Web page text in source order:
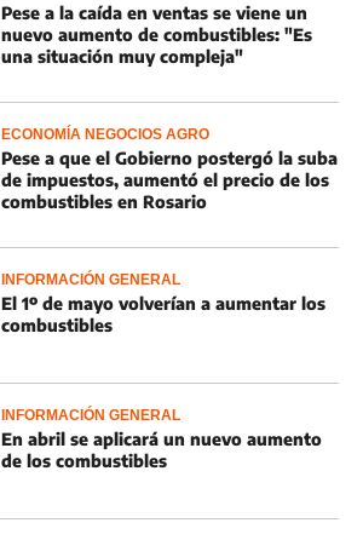
Pese a la caída en ventas se viene un
nuevo aumento de combustibles: "Es
una situación muy compleja"
ECONOMÍA NEGOCIOS AGRO
Pese a que el Gobierno postergó la suba
de impuestos, aumentó el precio de los
combustibles en Rosario
INFORMACIÓN GENERAL
El 1º de mayo volverían a aumentar los
combustibles
INFORMACIÓN GENERAL
En abril se aplicará un nuevo aumento
de los combustibles